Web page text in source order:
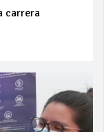
carrera